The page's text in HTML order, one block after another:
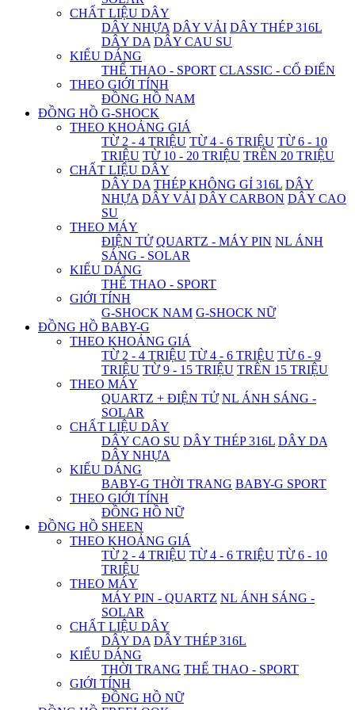
CHẤT LIỆU DÂY
DÂY NHỰA DÂY VẢI DÂY THÉP 316L
DÂY DA DÂY CAU SU
KIỂU DÁNG
THỂ THAO - SPORT CLASSIC - CỔ ĐIỂN
THEO GIỚI TÍNH
ĐỒNG HỒ NAM
ĐỒNG HỒ G-SHOCK
THEO KHOẢNG GIÁ
TỪ 2 - 4 TRIỆU TỪ 4 - 6 TRIỆU TỪ 6 - 10
TRIỆU TỪ 10 - 20 TRIỆU TRÊN 20 TRIỆU
CHẤT LIỆU DÂY
DÂY DA THÉP KHÔNG GỈ 316L DÂY
NHỰA DÂY VẢI DÂY CARBON DÂY CAO
SU
THEO MÁY
ĐIỆN TỬ QUARTZ - MÁY PIN NL ÁNH
SÁNG - SOLAR
KIỂU DÁNG
THỂ THAO - SPORT
GIỚI TÍNH
G-SHOCK NAM G-SHOCK NỮ
ĐỒNG HỒ BABY-G
THEO KHOẢNG GIÁ
TỪ 2 - 4 TRIỆU TỪ 4 - 6 TRIỆU TỪ 6 - 9
TRIỆU TỪ 9 - 15 TRIỆU TRÊN 15 TRIỆU
THEO MÁY
QUARTZ + ĐIỆN TỬ NL ÁNH SÁNG -
SOLAR
CHẤT LIỆU DÂY
DÂY CAO SU DÂY THÉP 316L DÂY DA
DÂY NHỰA
KIỂU DÁNG
BABY-G THỜI TRANG BABY-G SPORT
THEO GIỚI TÍNH
ĐỒNG HỒ NỮ
ĐỒNG HỒ SHEEN
THEO KHOẢNG GIÁ
TỪ 2 - 4 TRIỆU TỪ 4 - 6 TRIỆU TỪ 6 - 10
TRIỆU
THEO MÁY
MÁY PIN - QUARTZ NL ÁNH SÁNG -
SOLAR
CHẤT LIỆU DÂY
DÂY DA DÂY THÉP 316L
KIỂU DÁNG
THỜI TRANG THỂ THAO - SPORT
GIỚI TÍNH
ĐỒNG HỒ NỮ